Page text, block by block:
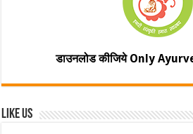
डाउनलोड कीजिये Only
Like Us